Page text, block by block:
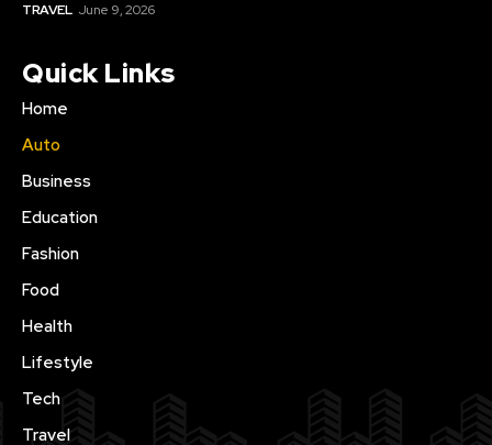
TRAVEL June 9, 2026
Quick Links
Home
Auto
Business
Education
Fashion
Food
Health
Lifestyle
Tech
Travel